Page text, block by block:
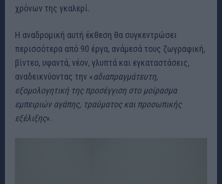
χρόνων της γκαλερί.
Η αναδρομική αυτή έκθεση θα συγκεντρώσει
περισσότερα από 90 έργα, ανάμεσά τους ζωγραφική,
βίντεο, υφαντά, νέον, γλυπτά και εγκαταστάσεις,
αναδεικνύοντας την «αδιαπραγμάτευτη,
εξομολογητική της προσέγγιση στο μοίρασμα
εμπειριών αγάπης, τραύματος και προσωπικής
εξέλιξης».